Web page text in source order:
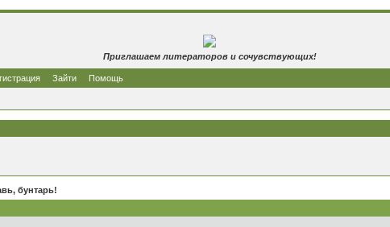
Приглашаем литераторов и сочувствующих!
Зайти Помощь
бунтарь!